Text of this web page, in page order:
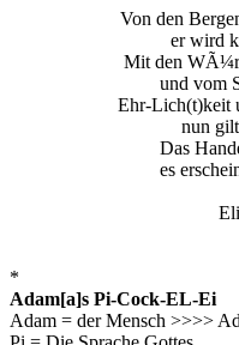
Von den
er wird
Mit den
und vom
Ehr-Lich(t)keit
nun
Das
es
*
Adam[a]s Pi-Cock-EL-Ei
Adam = der Mensch >>>>